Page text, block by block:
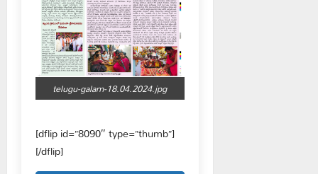
telugu-galam-18.04.2024.jpg
[dflip id=”8090″ type=”thumb”]
[/dflip]